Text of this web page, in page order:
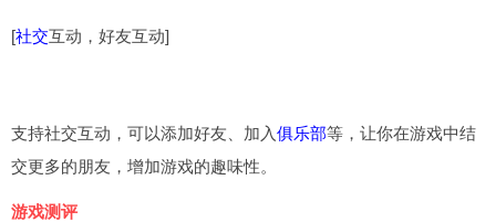
[社交互动，好友互动]
支持社交互动，可以添加好友、加入俱乐部等，让你在游戏中结
交更多的朋友，增加游戏的趣味性。
游戏测评